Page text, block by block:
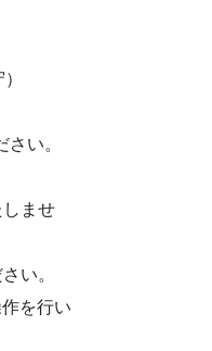
い。
ませ
い。
を行い